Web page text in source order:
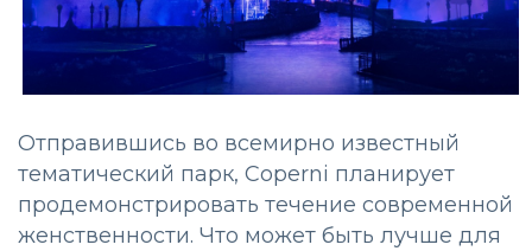
Отправившись во всемирно известный
тематический парк, Coperni планирует
продемонстрировать течение современной
женственности. Что может быть лучше для